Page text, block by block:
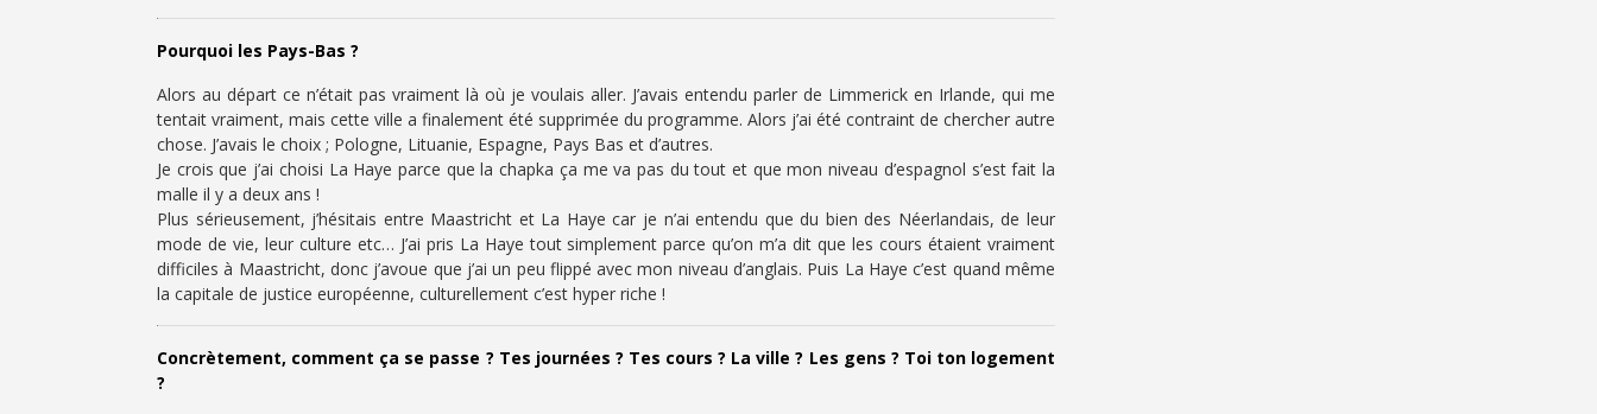
Pourquoi les Pays-Bas ?
Alors au départ ce n’était pas vraiment là où je voulais aller. J’avais entendu parler de Limmerick en Irlande, qui me
tentait vraiment, mais cette ville a finalement été supprimée du programme. Alors j’ai été contraint de chercher autre
chose. J’avais le choix ; Pologne, Lituanie, Espagne, Pays Bas et d’autres.
Je crois que j’ai choisi La Haye parce que la chapka ça me va pas du tout et que mon niveau d’espagnol s’est fait la
malle il y a deux ans !
Plus sérieusement, j’hésitais entre Maastricht et La Haye car je n’ai entendu que du bien des Néerlandais, de leur
mode de vie, leur culture etc… J’ai pris La Haye tout simplement parce qu’on m’a dit que les cours étaient vraiment
difficiles à Maastricht, donc j’avoue que j’ai un peu flippé avec mon niveau d’anglais. Puis La Haye c’est quand même
la capitale de justice européenne, culturellement c’est hyper riche !
Concrètement, comment ça se passe ? Tes journées ? Tes cours ? La ville ? Les gens ? Toi ton logement
?